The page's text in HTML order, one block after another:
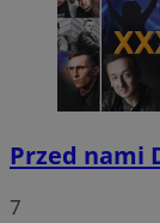
Przed nami
7